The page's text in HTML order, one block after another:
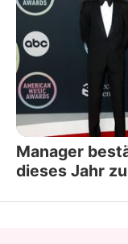
Manager
dieses Jahr